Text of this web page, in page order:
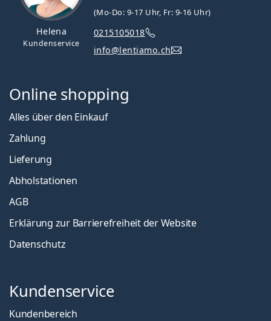
Helena
Kundenservice
(Mo-Do: 9-17 Uhr, Fr: 9-16 Uhr)
0215105018
info@lentiamo.ch
Online shopping
Alles über den Einkauf
Zahlung
Lieferung
Abholstationen
AGB
Erklärung zur Barrierefreiheit der Website
Datenschutz
Kundenservice
Kundenbereich